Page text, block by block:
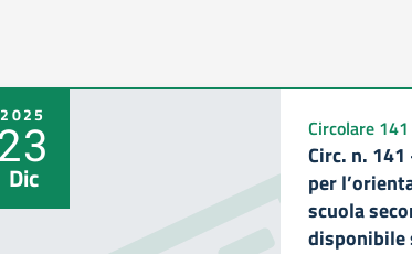
2025
Dic
Circolare 141
Circ. n.
per
scuola
disponibile